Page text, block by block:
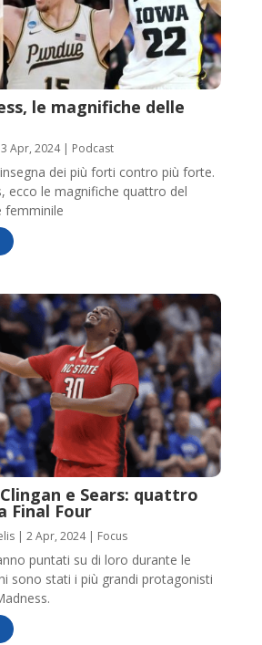
le magnifiche delle
3 Apr, 2024| Podcast
dei più forti contro più forte.
ecco le magnifiche quattro del
femminile
e Sears: quattro
Final Four
| 2 Apr, 2024| Focus
puntati su di loro durante le
sono stati i più grandi protagonisti